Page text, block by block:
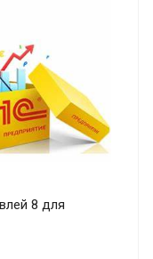
8 для